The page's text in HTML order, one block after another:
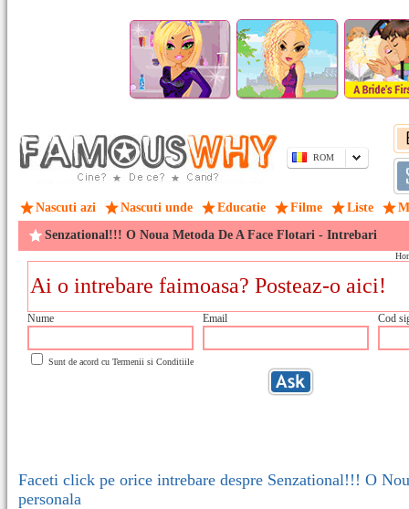
ROM
Nascuti azi Nascuti unde Educatie Filme Liste
Senzational!!! O Noua Metoda De A Face Flotari - Intrebari
Nume Email Cod
Sunt de acord cu Termenii si Conditiile
Faceti click pe orice intrebare despre Senzational!!! O
personala